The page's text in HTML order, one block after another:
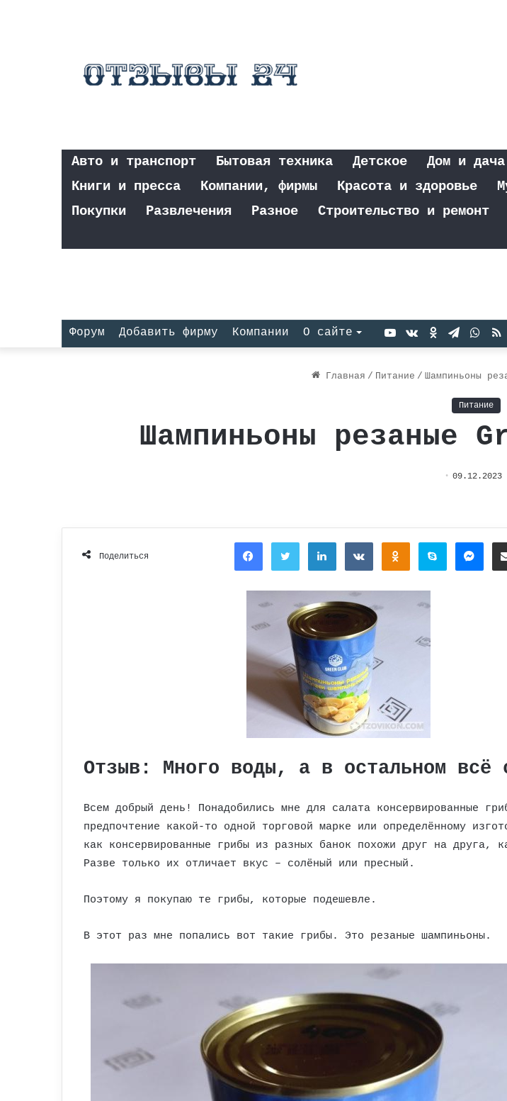
Авто и транспорт Бытовая техника Детское Дом и дача
Книги и пресса
Компании, фирмы Красота и здоровье
Покупки
Развлечения Разное Строительство и ремонт
Форум Добавить фирму Компании О сайте vk.com
YouTube
Главная / Питание / Шампиньоны
Питание
Шампиньоны резаные
09.12.2023
Поделиться
FacebookTwitterLinkedInВконтактеОдноклассники
Skype
Отзыв: Много воды, а в остальном всё
Всем добрый день! Понадобились мне для салата консервированные
предпочтение какой-то одной торговой марке или определённому
как консервированные грибы из разных банок похожи друг на друга,
Разве только их отличает вкус – солёный или пресный.
Поэтому я покупаю те грибы, которые подешевле.
В этот раз мне попались вот такие грибы. Это резаные шампиньоны.